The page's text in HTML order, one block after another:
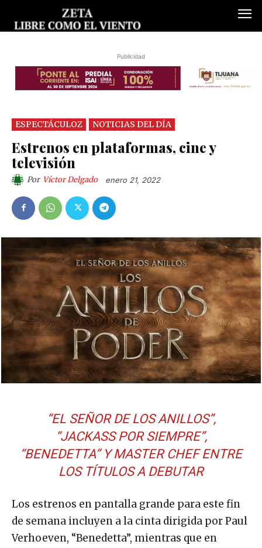
Publicidad
ESPECTÁCULOZ NOTICIAS DEL DÍA
Estrenos en plataformas, cine y
televisión
Por Víctor Delgado enero 21, 2022
“EL SEÑOR DE LOS ANILLOS”,
“JACKASS POR SIEMPRE”,
“BENEDETTA” Y MASTER CHEF ENTRE
LOS TÍTULOS A DEBUTAR
Los estrenos en pantalla grande para este fin
de semana incluyen a la cinta dirigida por Paul
Verhoeven, “Benedetta”, mientras que en